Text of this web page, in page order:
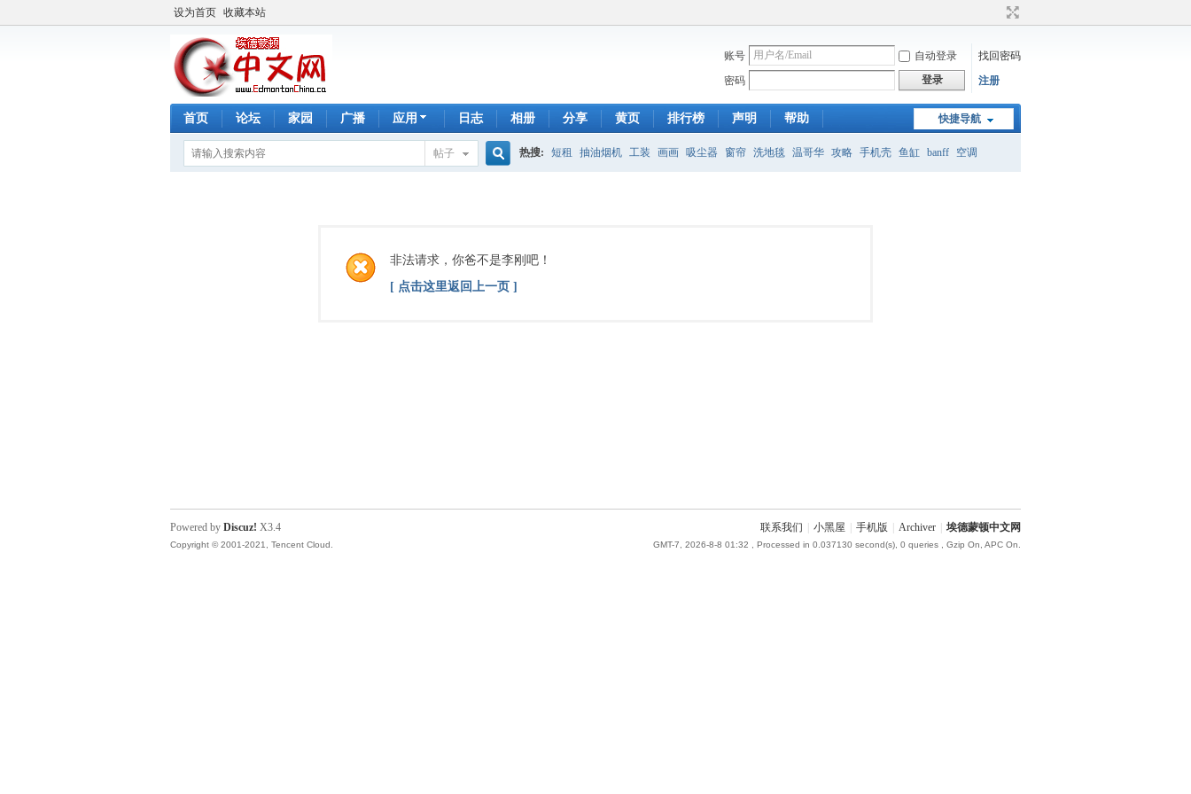
设为首页 收藏本站
账号 自动登录
找回密码
密码
登录 注册
快捷导航
首页 论坛 家园 广播 应用 日志 相册 分享 黄页 排行榜 声明 帮助
帖子
索
热搜: 短租 抽油烟机 工装 画画 吸尘器 窗帘 洗地毯 温哥华 攻略 手机壳 鱼缸 banff 空调
非法请求，你爸不是李刚吧！
[ 点击这里返回上一页 ]
联系我们 小黑屋 手机版 Archiver 埃德蒙顿中文网
GMT-7, 2026-8-8 01:32 , Processed in 0.037130 second(s), 0 queries , Gzip On, APC On.
Powered by Discuz! X3.4
Copyright © 2001-2021, Tencent Cloud.